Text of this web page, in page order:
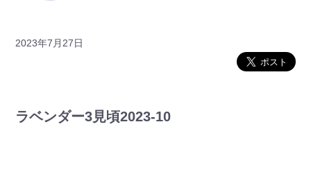
2023年7月27日
ラベンダー3見頃2023-10